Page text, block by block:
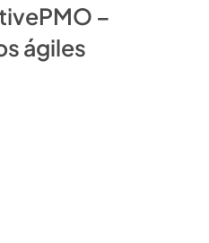
–
ágiles